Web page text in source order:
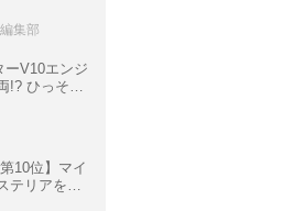
集部
ーV10エンジ
!? ひっそり
は
10位】マイ
テリアを刷